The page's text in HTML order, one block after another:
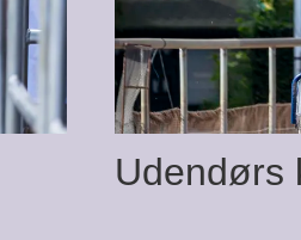
Udendørs